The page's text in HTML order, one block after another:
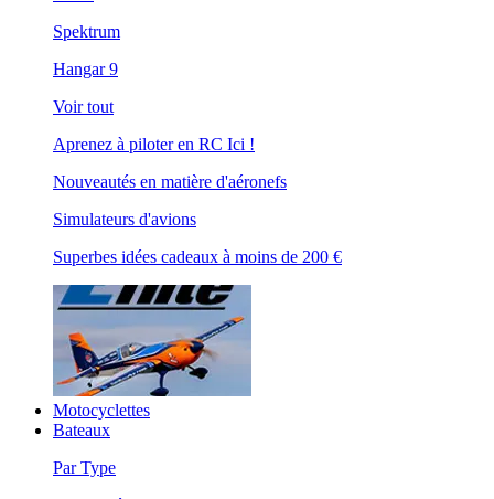
Spektrum
Hangar 9
Voir tout
Aprenez à piloter en RC Ici !
Nouveautés en matière d'aéronefs
Simulateurs d'avions
Superbes idées cadeaux à moins de 200 €
Motocyclettes
Bateaux
Par Type